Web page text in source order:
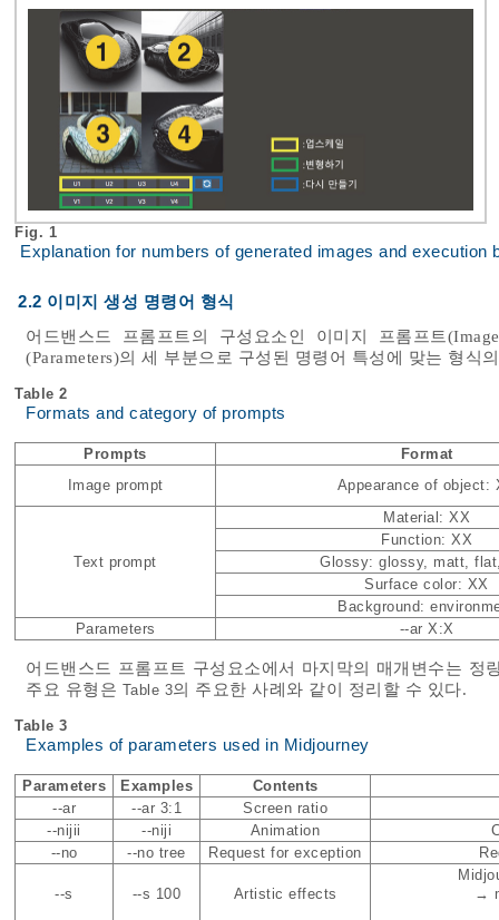
Fig. 1
Explanation for numbers of generated images and execution
2.2 이미지 생성 명령어 형식
어드밴스드 프롬프트의 구성요소인 이미지 프롬프트
(Parameters)의 세 부분으로 구성된 명령어 특성에 맞는 형식
Table 2
Formats and category of prompts
Prompts
Format
Image prompt
Appearance of object:
Text prompt
Material: XX
Function: XX
Glossy: glossy, matt,
Surface color: XX
Background:
Parameters
--ar X:X
어드밴스드 프롬프트 구성요소에서 마지막의 매개변수는
주요 유형은 Table 3의 주요한 사례와 같이 정리할 수 있다.
Table 3
Examples of parameters used in Midjourney
Parameters Examples
Contents
--ar
--ar 3:1
Screen ratio
--nijii
--niji Animation
--no
--no tree Request for exception
--s --s 100 Artistic effects
→